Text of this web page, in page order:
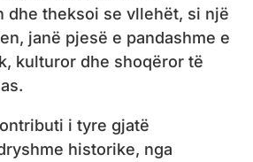
dhe theksoi se vllehët, si një
janë pjesë e pandashme e
kulturor dhe shoqëror të
i tyre gjatë
historike, nga